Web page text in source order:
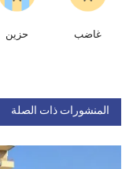
غاضب حزين
المنشورات ذات الصلة